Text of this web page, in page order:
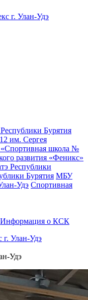
г. Улан-Удэ
Бурятия
им. Сергея
школа №
развития «Феникс»
Республики
Бурятия МБУ
Удэ Спортивная
Информация о КСК
г. Улан-Удэ
Удэ